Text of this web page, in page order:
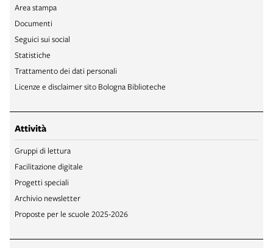
Area stampa
Documenti
Seguici sui social
Statistiche
Trattamento dei dati personali
Licenze e disclaimer sito Bologna Biblioteche
Attività
Gruppi di lettura
Facilitazione digitale
Progetti speciali
Archivio newsletter
Proposte per le scuole 2025-2026